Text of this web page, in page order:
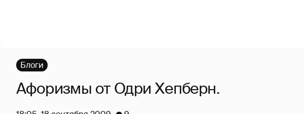
Блоги
Афоризмы от Одри Хепберн.